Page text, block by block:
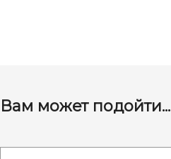
Вам может подойти...